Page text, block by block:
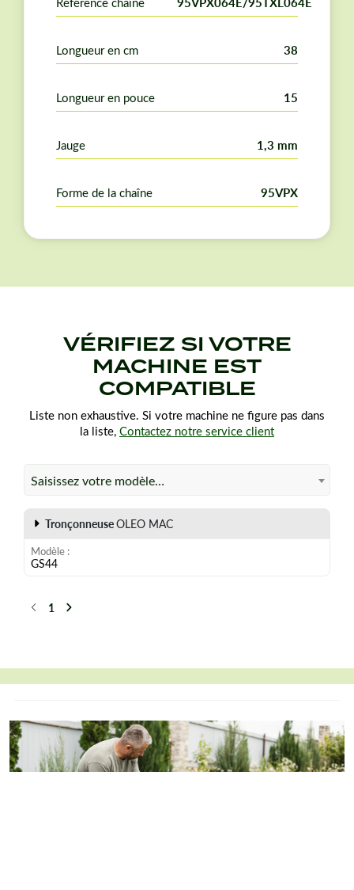
Longueur en cm 38
Longueur en pouce 15
Jauge 1,3 mm
Forme de la chaîne 95VPX
VÉRIFIEZ SI VOTRE
MACHINE EST
COMPATIBLE
Liste non exhaustive. Si votre machine ne figure pas dans
la liste, Contactez notre service client
Saisissez votre modèle…
TronçonneuseOLEO MAC
Modèle
GS44
Précédent
1 Suivant